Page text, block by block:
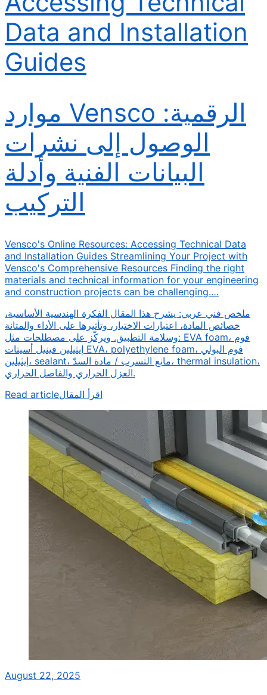
Data and Installation
Guides
موارد Vensco الرقمية:
الوصول إلى نشرات
البيانات الفنية وأدلة
التركيب
Vensco's Online Resources: Accessing Technical Data
and Installation Guides Streamlining Your Project with
Vensco's Comprehensive Resources Finding the right
materials and technical information for your engineering
and construction projects can be challenging.…
ملخص فني عربي: يشرح هذا المقال الفكرة الهندسية الأساسية،
خصائص المادة، اعتبارات الاختيار، وتأثيرها على الأداء والمتانة
وسلامة التطبيق. ويركّز على مصطلحات مثل: EVA foam، فوم
إيثيلين فينيل أسيتات EVA، polyethylene foam، فوم البولي
إيثيلين، sealant، مانع التسرب / مادة السدّ، thermal insulation،
العزل الحراري والفاصل الحراري.
Read articleاقرأ المقال
August 22, 2025